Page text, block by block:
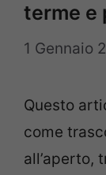
terme e
1 Gennaio
Questo
come
all’aperto,